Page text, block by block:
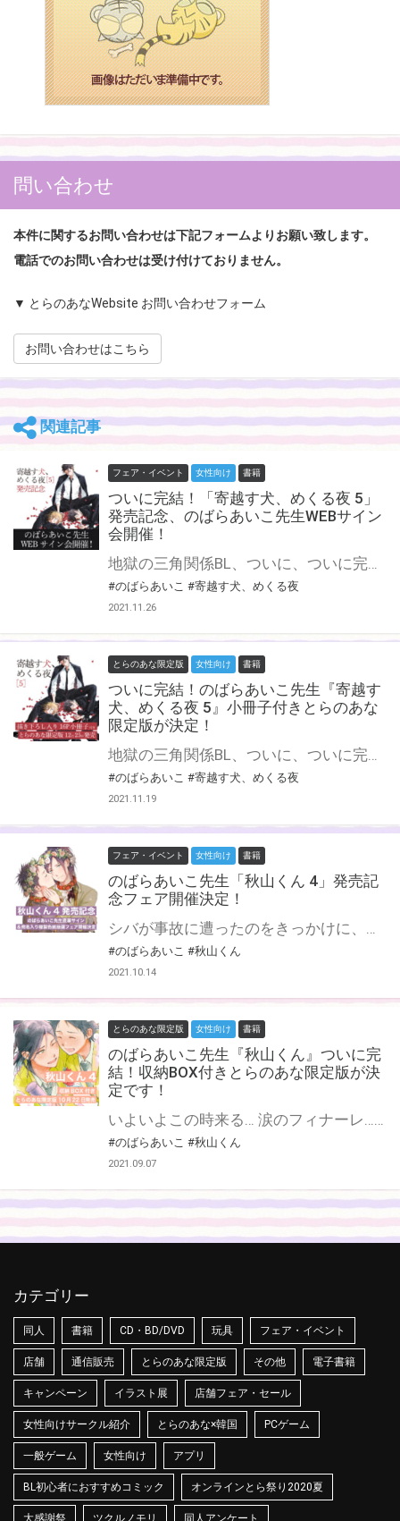
問い合わせ
本件に関するお問い合わせは下記フォームよりお願い致します。
電話でのお問い合わせは受け付けておりません。
▼ とらのあなWebsite お問い合わせフォーム
お問い合わせはこちら
関連記事
フェア・イベント 女性向け 書籍
ついに完結！「寄越す犬、めくる夜 5」
発売記念、のばらあいこ先生WEBサイン
会開催！
地獄の三角関係BL、ついに、ついに完結——！ のばらあいこ先生最新コミックス『寄越す犬、めくる夜 5』が12月25日に発売！ 「かわいそうな奴」に惹かれる男×健気なチンピラ受×不憫な死にがたり受のゆくえはーー？ とらのあなではコミックスの発売を記念して、のばらあいこ先生のWEBサイン会の開催が決定致しました！ この貴重な機会、皆様ぜひ奮ってご応募くださいませ☆ 『寄越す犬、めくる夜 5 16P小冊子付きとらのあな限定版』も好評ご予約受付中♡ とらのあな限定版の詳細はこちら！
#のばらあいこ #寄越す犬、めくる夜
2021.11.26
とらのあな限定版 女性向け 書籍
ついに完結！のばらあいこ先生『寄越す
犬、めくる夜 5』小冊子付きとらのあな
限定版が決定！
地獄の三角関係BL、ついに、ついに完結――！ 「かわいそうな奴」に惹かれる男 ×健気なチンピラ受 ×不憫な死にがたり受 のゆくえはーー？ 須藤の故郷へ、ともに逃げてきた新谷。 そこで、新谷は須藤の悲惨な過去を聞き、彼をやさしく抱いた。 翌朝、緊急事態のまま別れた菊池に新谷は「もう少しで戻る」と電話をかけたが、 追手のヤクザ達は迫っており、死にたがる須藤と向き合っていた――。 すべての元凶のこの場所で新谷はこの悲劇を終わらせることができるのか――？ とらのあなでは刊行を記念して描き下ろし入り16P小冊子付きとらのあな限定版を発売致します♡ 各店・通販にて予約開始！とらのあな限定版は数量限定生産となりますので、お早めにご予約下さい！
#のばらあいこ #寄越す犬、めくる夜
2021.11.19
フェア・イベント 女性向け 書籍
のばらあいこ先生「秋山くん 4」発売記
念フェア開催決定！
シバが事故に遭ったのをきっかけに、秋山くんは誰にも見せたことのない心の深くて柔らかいところを解放してくれた。 いっそう距離が縮まり、お互いがかけがえのない存在であると改めて認識したふたり。 しかし、目の前の幸せに浮かれてフワッフワになるシバを見た秋山くんはある決心をするーー。 あなたのまっすぐな眼差しをずっと胸に閉じ込めたい。 瑞々しく煌く青い恋のはなし、ここに堂々完結！ のばらあいこ先生の大人気シリーズ『秋山くん』がついに堂々最終巻！ とらのあなでは発売を記念して、コミックスをご購入の方から のばらあいこ先生の直筆サイン＆当選者宛名入り複製色紙が当たる抽選プレゼントフェアを開催！ この貴重な機会、皆様ぜひ奮ってご応募くださいませ♡ 収納BOX付きとらのあな限定版も制作決定！ 詳細はこちら★
#のばらあいこ #秋山くん
2021.10.14
とらのあな限定版 女性向け 書籍
のばらあいこ先生『秋山くん』ついに完
結！収納BOX付きとらのあな限定版が決
定です！
いよいよこの時来る… 涙のフィナーレ…！ シバが事故に遭ったのをきっかけに、秋山くんは誰にも見せたことのない心の深くて柔らかいところを解放してくれた。 いっそう距離が縮まり、お互いがかけがえのない存在であると改めて認識したふたり。 しかし、目の前の幸せに浮かれてフワッフワになるシバを見た秋山くんはある決心をするーー。 あなたのまっすぐな眼差しをずっと胸に閉じ込めたい。 瑞々しく煌く青い恋のはなし、ここに堂々完結！ のばらあいこ先生の大人気シリーズ『秋山くん』がついに堂々最終巻！ とらのあなでは刊行を記念して描き下ろし収納BOX付きとらのあな限定版を発売致します！ 各店・通販にて予約開始！とらのあな限定版は数量限定生産となりますので、お早めにご予約下さい！ さらに！秋山くん新刊・既刊をご購入の方から抽選で、のばらあいこ先生直筆サイン&宛名入りの色紙が当たるフェアも開催中！ 詳細はこちら★
#のばらあいこ #秋山くん
2021.09.07
カテゴリー
同人 書籍 CD・BD/DVD 玩具 フェア・イベント
店舗 通信販売 とらのあな限定版 その他 電子書籍
キャンペーン イラスト展 店舗フェア・セール
女性向けサークル紹介 とらのあな×韓国 PCゲーム
一般ゲーム 女性向け アプリ
BL初心者におすすめコミック オンラインとら祭り2020夏
大感謝祭 ツクルノモリ 同人アンケート